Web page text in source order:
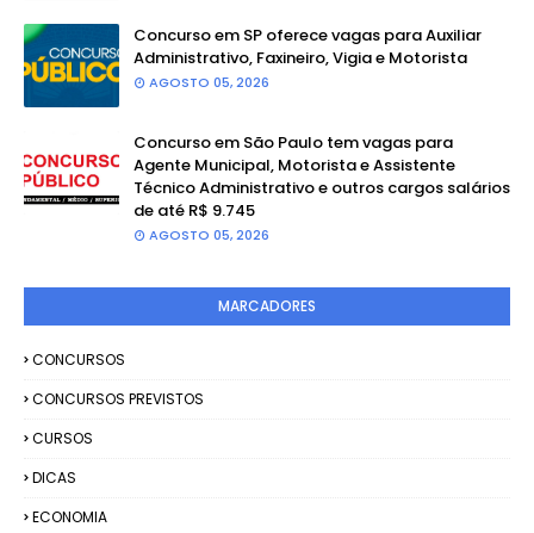
Concurso em SP oferece vagas para Auxiliar
Administrativo, Faxineiro, Vigia e Motorista
AGOSTO 05, 2026
Concurso em São Paulo tem vagas para
Agente Municipal, Motorista e Assistente
Técnico Administrativo e outros cargos salários
de até R$ 9.745
AGOSTO 05, 2026
MARCADORES
CONCURSOS
CONCURSOS PREVISTOS
CURSOS
DICAS
ECONOMIA